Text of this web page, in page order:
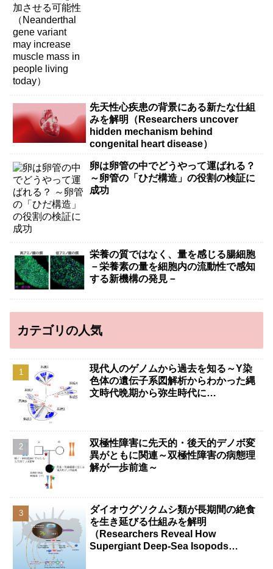
先天性心疾患の背景にある新たな仕組
みを解明（Researchers uncover
hidden mechanism behind
congenital heart disease）
卵は卵管の中でどうやって運ばれる？
～卵管の「ひだ構造」の役割の検証に
成功
栄養の質ではなく、量を感じる腸細胞
－栄養素の量を細胞内の流動性で感知
する新機構の発見－
カテゴリの人気
現代人のゲノムから過去を知る～Y染
色体の遺伝子系図解析からわかった縄
文時代晩期から弥生時代に…
双極性障害に先天的・後天的デノボ変
異がともに関連～双極性障害の病態理
解が一歩前進～
ダイオウグソクムシ類が長期間の絶食
を生き延びる仕組みを解明
（Researchers Reveal How
Supergiant Deep-Sea Isopods